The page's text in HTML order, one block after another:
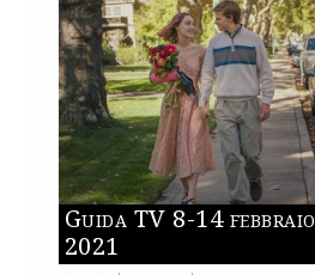
Guida TV 8-14 febbraio
2021